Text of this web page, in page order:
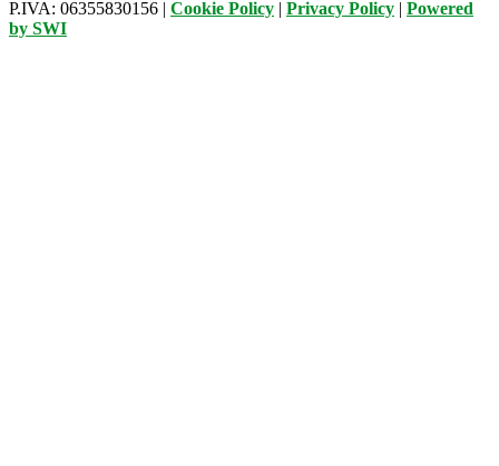
P.IVA: 06355830156 | Cookie Policy | Privacy Policy | Powered
by SWI